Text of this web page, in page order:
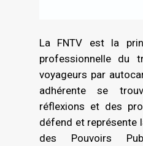
La FNTV est la
professionnelle du
voyageurs par
adhérente se
réflexions et des
défend et représente
des Pouvoirs